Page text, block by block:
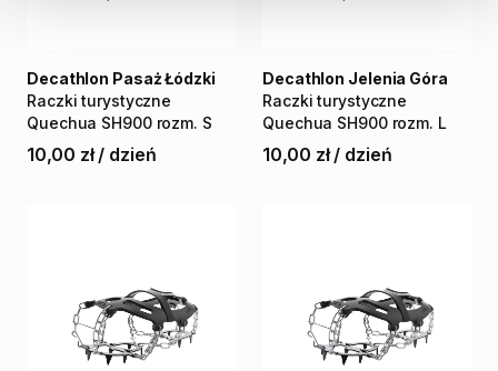
Raczki turystyczne
Quechua SH900 rozm. S
Decathlon Pasaż Łódzki
10,00 zł / dzień
Raczki turystyczne
Quechua SH900 rozm. L
Decathlon Jelenia Góra
10,00 zł / dzień